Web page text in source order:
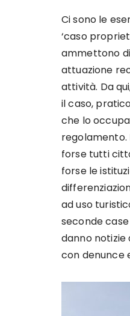
Ci sono le
‘caso
ammettono
attuazione
attività. Da
il caso,
che lo
regolamento.
forse tutti
forse le
ad uso
seconde
danno
con denunce